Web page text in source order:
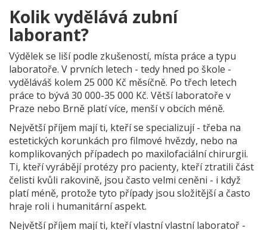
Kolik vydělává zubní
laborant?
Výdělek se liší podle zkušeností, místa práce a typu
laboratoře. V prvních letech - tedy hned po škole -
vyděláváš kolem 25 000 Kč měsíčně. Po třech letech
práce to bývá 30 000-35 000 Kč. Větší laboratoře v
Praze nebo Brně platí více, menší v obcích méně.
Největší příjem mají ti, kteří se specializují - třeba na
estetických korunkách pro filmové hvězdy, nebo na
komplikovaných případech po maxilofaciální chirurgii.
Ti, kteří vyrábějí protézy pro pacienty, kteří ztratili část
čelisti kvůli rakovině, jsou často velmi ceněni - i když
platí méně, protože tyto případy jsou složitější a často
hraje roli i humanitární aspekt.
Největší příjem mají ti, kteří vlastní vlastní laboratoř -